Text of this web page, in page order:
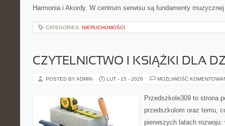
Harmonia i Akordy. W centrum serwisu są fundamenty
CATEGORIES: NIERUCHOMOŚCI
CZYTELNICTWO I KSIĄŻKI DLA
POSTED BY ADMIN LUT - 15 - 2026 MOŻLIWOŚĆ
Przedszkole309 to strona
przedszkolom oraz temu,
pierwszych latach